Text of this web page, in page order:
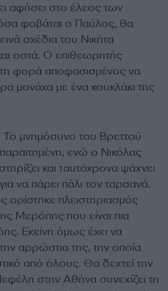
αφήσει στο έλεος των
φοβάται ο Παύλος, θα
σχέδια του Νικήτα
οστά. Ο επιθεωρητής
τη φορά αποφασισμένος να
μονάχα με ένα κουκλάκι της
Το μνημόσυνο του Βρεττού
παραιτημένη, ενώ ο Νικόλας
και ταυτόχρονα ψάχνει
να πάρει πάλι τον ταρσανά.
ορίστηκε πλειστηριασμός
Μερόπης που είναι πια
Εκείνη όμως έχει να
την αρρώστια της, την οποία
από όλους. Θα δεχτεί την
στην Αθήνα συνεχίζει τη